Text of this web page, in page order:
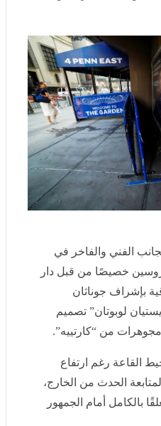
خصيصًا من قبل دار
بإشراف جوناثان أندرسون،
تصميم الأحذية، بينما
القاعة رغم ارتفاع درجات
من الخارج، في وقت
أمام الجمهور ووسائل